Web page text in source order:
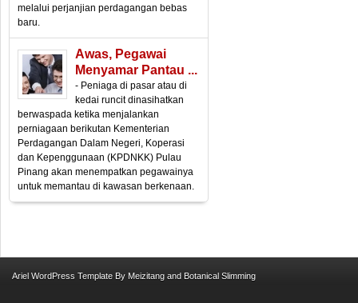
melalui perjanjian perdagangan bebas
baru.
Awas, Pegawai
Menyamar Pantau ...
- Peniaga di pasar atau di
kedai runcit dinasihatkan
berwaspada ketika menjalankan
perniagaan berikutan Kementerian
Perdagangan Dalam Negeri, Koperasi
dan Kepenggunaan (KPDNKK) Pulau
Pinang akan menempatkan pegawainya
untuk memantau di kawasan berkenaan.
Ariel WordPress Template By Meizitang and Botanical Slimming